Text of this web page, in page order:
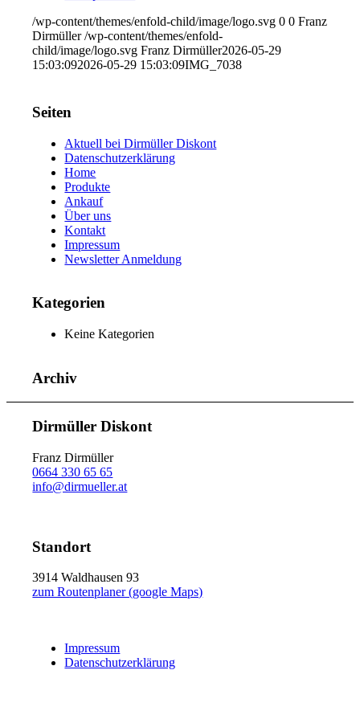
/wp-content/themes/enfold-child/image/logo.svg 0 0 Franz
Dirmüller /wp-content/themes/enfold-
child/image/logo.svg Franz Dirmüller2026-05-29
15:03:092026-05-29 15:03:09IMG_7038
Seiten
Aktuell bei Dirmüller Diskont
Datenschutzerklärung
Home
Produkte
Ankauf
Über uns
Kontakt
Impressum
Newsletter Anmeldung
Kategorien
Keine Kategorien
Archiv
Dirmüller Diskont
Franz Dirmüller
0664 330 65 65
info@dirmueller.at
Standort
3914 Waldhausen 93
zum Routenplaner (google Maps)
Impressum
Datenschutzerklärung